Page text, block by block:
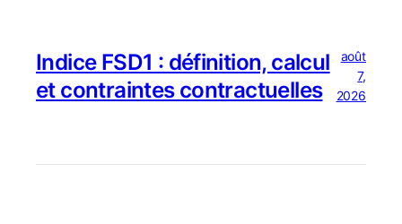
Indice FSD1 : définition, calcul
et contraintes contractuelles
août
7,
2026